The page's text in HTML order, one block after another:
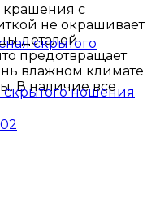
крашения с
не окрашивает
деталей
предотвращает
влажном климате
В наличие все
скрытого ношения